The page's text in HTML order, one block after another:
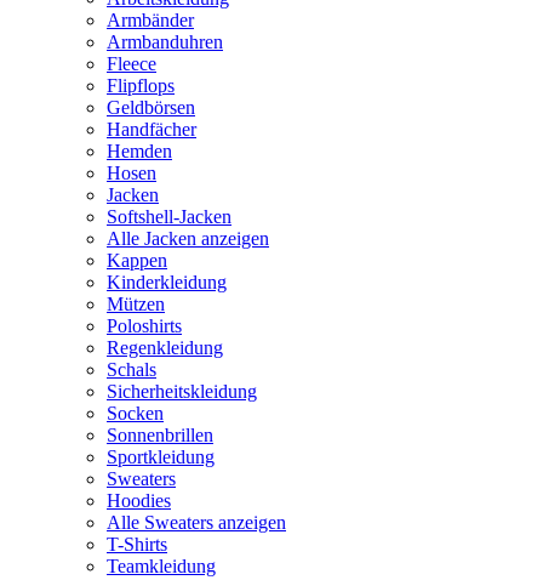
Armbänder
Armbanduhren
Fleece
Flipflops
Geldbörsen
Handfächer
Hemden
Hosen
Jacken
Softshell-Jacken
Alle Jacken anzeigen
Kappen
Kinderkleidung
Mützen
Poloshirts
Regenkleidung
Schals
Sicherheitskleidung
Socken
Sonnenbrillen
Sportkleidung
Sweaters
Hoodies
Alle Sweaters anzeigen
T-Shirts
Teamkleidung